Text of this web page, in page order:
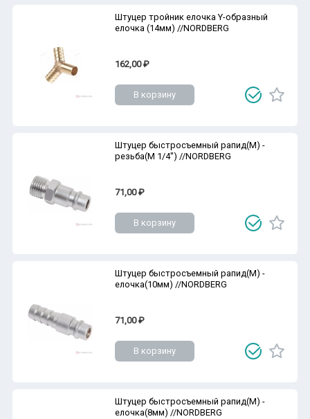
Штуцер тройник елочка Y-образный
елочка (14мм) //NORDBERG
162,00 ₽
В корзину
Штуцер быстросъемный рапид(M) -
резьба(M 1/4'') //NORDBERG
71,00 ₽
В корзину
Штуцер быстросъемный рапид(M) -
елочка(10мм) //NORDBERG
71,00 ₽
В корзину
Штуцер быстросъемный рапид(M) -
елочка(8мм) //NORDBERG